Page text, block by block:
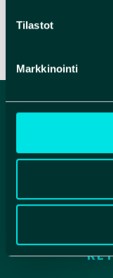
Tilastot
Markkinointi